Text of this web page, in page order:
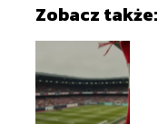
Zobacz także: